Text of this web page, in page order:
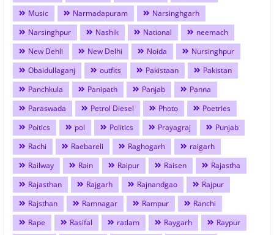
Music
Narmadapuram
Narsinghgarh
Narsinghpur
Nashik National
neemach
New Dehli
New Delhi Noida
Nursinghpur
Obaidullaganj
outfits Pakistaan
Pakistan
Panchkula
Panipath Panjab
Panna
Paraswada
Petrol Diesel Photo
Poetries
Poitics
pol Politics Prayagraj
Punjab
Rachi
Raebareli Raghogarh
raigarh
Railway
Rain Raipur Raisen
Rajastha
Rajasthan
Rajgarh Rajnandgao
Rajpur
Rajsthan
Ramnagar Rampur
Ranchi
Rape
Rasifal ratlam Raygarh
Raypur